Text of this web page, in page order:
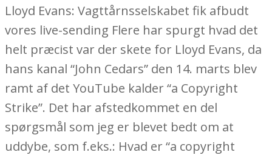
Lloyd Evans: Vagttårnsselskabet fik afbudt
vores live-sending Flere har spurgt hvad det
helt præcist var der skete for Lloyd Evans, da
hans kanal “John Cedars” den 14. marts blev
ramt af det YouTube kalder “a Copyright
Strike”. Det har afstedkommet en del
spørgsmål som jeg er blevet bedt om at
uddybe, som f.eks.: Hvad er “a copyright